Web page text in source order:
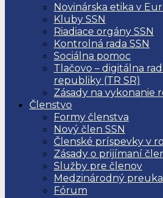
Novinárska etika v
Kluby SSN
Riadiace orgány SSN
Kontrolná rada SSN
Sociálna pomoc
Tlačovo – digitálna
republiky (TR SR)
Zásady na vykonanie
Členstvo
Formy členstva
Nový člen SSN
Členské príspevky v
Zásady o prijímaní
Služby pre členov
Medzinárodný
Fórum